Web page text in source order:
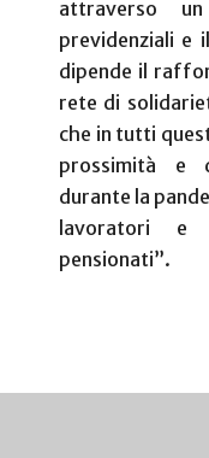
attraverso
previdenziali e
dipende il
rete di
che in tutti
prossimità e
durante la
lavoratori e
pensionati”.